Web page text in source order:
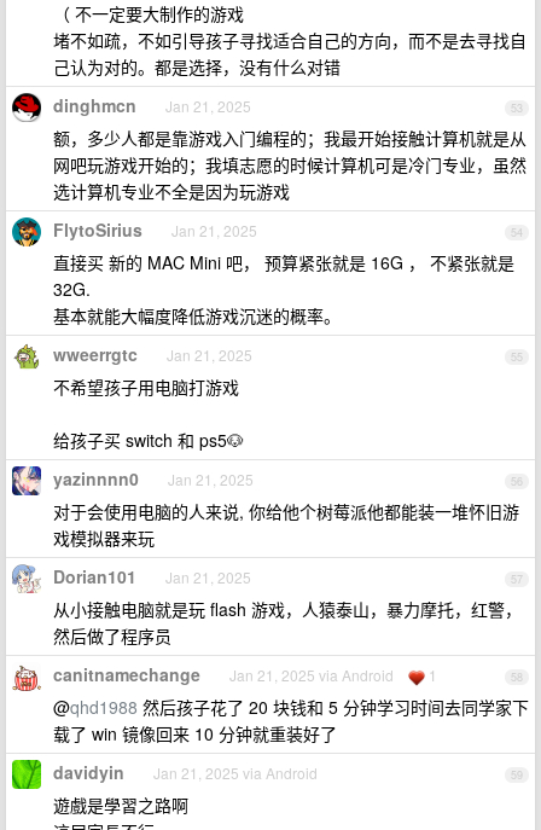
（ 不一定要大制作的游戏
堵不如疏，不如引导孩子寻找适合自己的方向，而不是去寻找自
己认为对的。都是选择，没有什么对错
53
dinghmcn Jan 21, 2025
额，多少人都是靠游戏入门编程的；我最开始接触计算机就是从
网吧玩游戏开始的；我填志愿的时候计算机可是冷门专业，虽然
选计算机专业不全是因为玩游戏
54
FlytoSirius Jan 21, 2025
直接买 新的 MAC Mini 吧， 预算紧张就是 16G ， 不紧张就是
32G.
基本就能大幅度降低游戏沉迷的概率。
55
wweerrgtc Jan 21, 2025
不希望孩子用电脑打游戏
给孩子买 switch 和 ps5🐶
56
yazinnnn0 Jan 21, 2025
对于会使用电脑的人来说, 你给他个树莓派他都能装一堆怀旧游
戏模拟器来玩
57
Dorian101 Jan 21, 2025
从小接触电脑就是玩 flash 游戏，人猿泰山，暴力摩托，红警，
然后做了程序员
58
canitnamechange Jan 21, 2025 via Android 1
@qhd1988 然后孩子花了 20 块钱和 5 分钟学习时间去同学家下
载了 win 镜像回来 10 分钟就重装好了
59
davidyin Jan 21, 2025 via Android
遊戲是學習之路啊